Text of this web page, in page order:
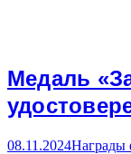
Медаль
08.11.2024Награды